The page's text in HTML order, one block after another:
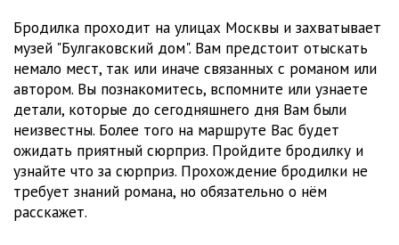
Бродилка проходит на улицах Москвы и захватывает
музей "Булгаковский дом". Вам предстоит отыскать
немало мест, так или иначе связанных с романом или
автором. Вы познакомитесь, вспомните или узнаете
детали, которые до сегодняшнего дня Вам были
неизвестны. Более того на маршруте Вас будет
ожидать приятный сюрприз. Пройдите бродилку и
узнайте что за сюрприз. Прохождение бродилки не
требует знаний романа, но обязательно о нём
расскажет.